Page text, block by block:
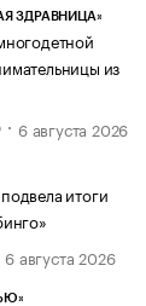
ЗДРАВНИЦА»
из
6 августа 2026
итоги
6 августа 2026